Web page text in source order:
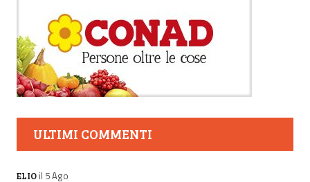
ULTIMI COMMENTI
ELIO il 5 Ago